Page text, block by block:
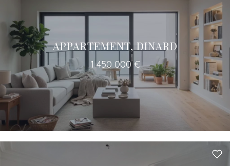
APPARTEMENT, DINARD
1 450 000 €